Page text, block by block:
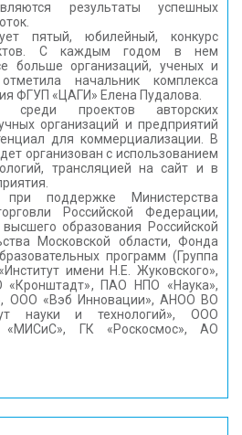
результаты успешных
пятый, юбилейный, конкурс
С каждым годом в нем
больше организаций, ученых и
начальник комплекса
ФГУП «ЦАГИ» Елена Пудалова.
среди проектов авторских
организаций и предприятий
для коммерциализации. В
организован с использованием
трансляцией на сайт и в
при поддержке Министерства
Российской Федерации,
образования Российской
Московской области, Фонда
программ (Группа
имени Н.Е. Жуковского»,
«Кронштадт», ПАО НПО «Наука»,
ООО «Вэб Инновации», АНОО ВО
науки и технологий», ООО
«МИСиС», ГК «Роскосмос», АО